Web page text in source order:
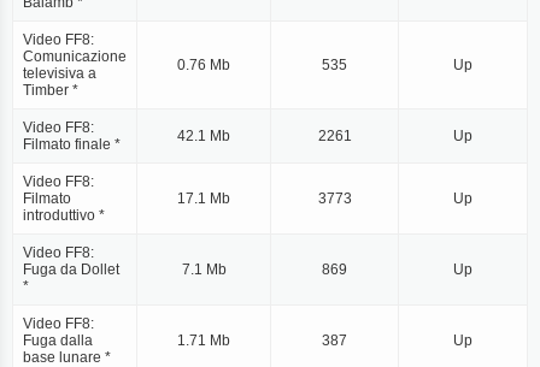
Video FF8:
Comunicazione
televisiva a
Timber *
0.76 Mb 535 Up
Video FF8:
Filmato finale *
42.1 Mb 2261 Up
Video FF8:
Filmato
introduttivo *
17.1 Mb 3773 Up
Video FF8:
Fuga da Dollet
*
7.1 Mb 869 Up
Video FF8:
Fuga dalla
base lunare *
1.71 Mb 387 Up